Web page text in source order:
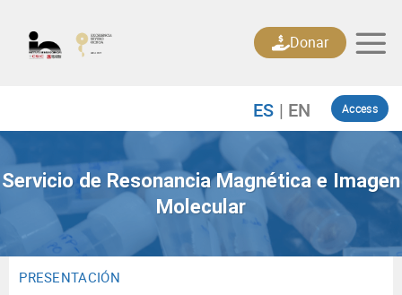
content
Access
Donar
Servicio de Resonancia Magnética e Imagen
Molecular
PRESENTACIÓN